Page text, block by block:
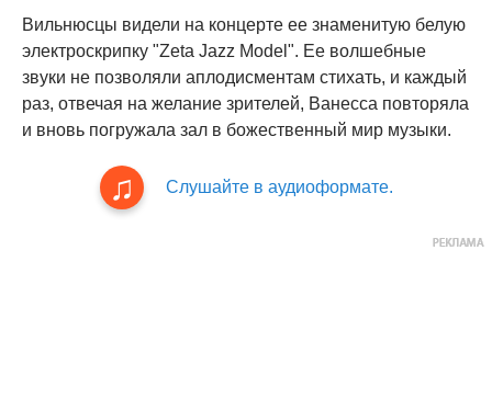
Вильнюсцы видели на концерте ее знаменитую белую
электроскрипку "Zeta Jazz Model". Ее волшебные
звуки не позволяли аплодисментам стихать, и каждый
раз, отвечая на желание зрителей, Ванесса повторяла
и вновь погружала зал в божественный мир музыки.
Слушайте в аудиоформате.